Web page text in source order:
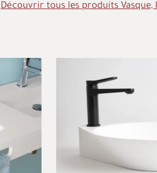
Découvrir tous les produits